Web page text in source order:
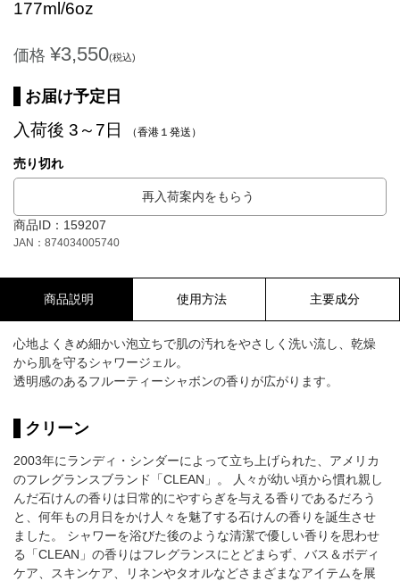
177ml/6oz
価格 ¥3,550(税込)
お届け予定日
入荷後 3～7日 （香港１発送）
売り切れ
再入荷案内をもらう
商品ID：159207
JAN：874034005740
商品説明 使用方法 主要成分
心地よくきめ細かい泡立ちで肌の汚れをやさしく洗い流し、乾燥
から肌を守るシャワージェル。
透明感のあるフルーティーシャボンの香りが広がります。
クリーン
2003年にランディ・シンダーによって立ち上げられた、アメリカ
のフレグランスブランド「CLEAN」。 人々が幼い頃から慣れ親し
んだ石けんの香りは日常的にやすらぎを与える香りであるだろう
と、何年もの月日をかけ人々を魅了する石けんの香りを誕生させ
ました。 シャワーを浴びた後のような清潔で優しい香りを思わせ
る「CLEAN」の香りはフレグランスにとどまらず、バス＆ボディ
ケア、スキンケア、リネンやタオルなどさまざまなアイテムを展